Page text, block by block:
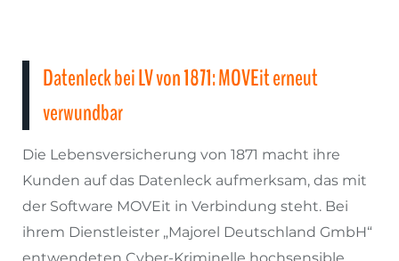
Datenleck bei LV von 1871: MOVEit erneut
verwundbar
Die Lebensversicherung von 1871 macht ihre
Kunden auf das Datenleck aufmerksam, das mit
der Software MOVEit in Verbindung steht. Bei
ihrem Dienstleister „Majorel Deutschland GmbH“